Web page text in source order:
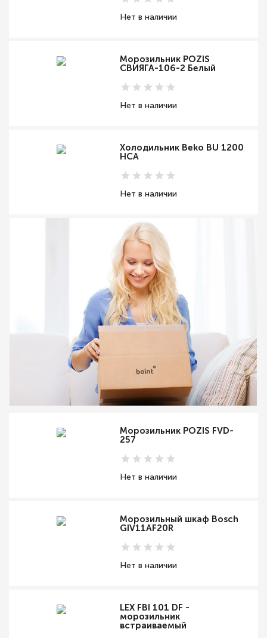
Нет в наличии
Морозильник POZIS
СВИЯГА-106-2 Белый
Нет в наличии
Холодильник Beko BU 1200
HCA
Нет в наличии
Морозильник POZIS FVD-
257
Нет в наличии
Морозильный шкаф Bosch
GIV11AF20R
Нет в наличии
LEX FBI 101 DF -
морозильник
встраиваемый